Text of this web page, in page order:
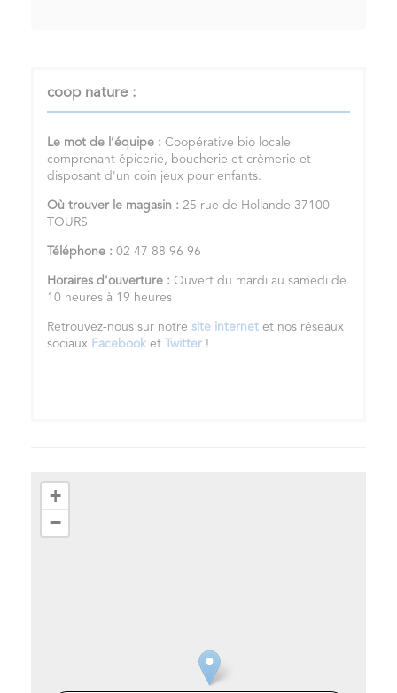
coop nature :
Le mot de l’équipe : Coopérative bio locale
comprenant épicerie, boucherie et crèmerie et
disposant d'un coin jeux pour enfants.
Où trouver le magasin : 25 rue de Hollande 37100
TOURS
Téléphone : 02 47 88 96 96
Horaires d'ouverture : Ouvert du mardi au samedi de
10 heures à 19 heures
Retrouvez-nous sur notre site internet et nos réseaux
sociaux Facebook et Twitter !
+
−